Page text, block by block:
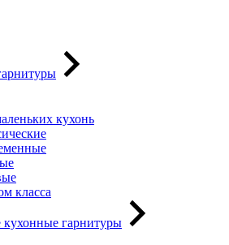
кухонь
класса
гарнитуры